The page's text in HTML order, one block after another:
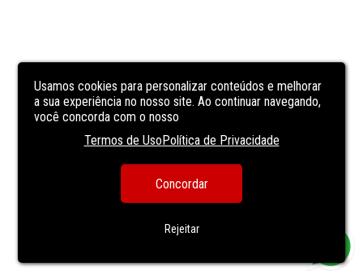
Usamos cookies para personalizar conteúdos e melhorar
a sua experiência no nosso site. Ao continuar navegando,
você concorda com o nosso
Termos de UsoPolítica de Privacidade
Concordar
Rejeitar